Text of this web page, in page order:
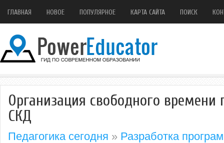
ГЛАВНАЯ НОВОЕ ПОПУЛЯРНОЕ КАРТА САЙТА ПОИСК
Организация свободного времени
СКД
Педагогика сегодня » Разработка